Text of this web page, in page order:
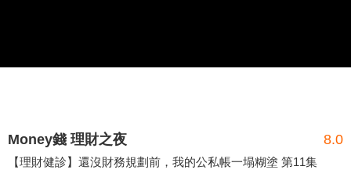
Money錢 理財之夜 8.0
【理財健診】還沒財務規劃前，我的公私帳一塌糊塗 第11集